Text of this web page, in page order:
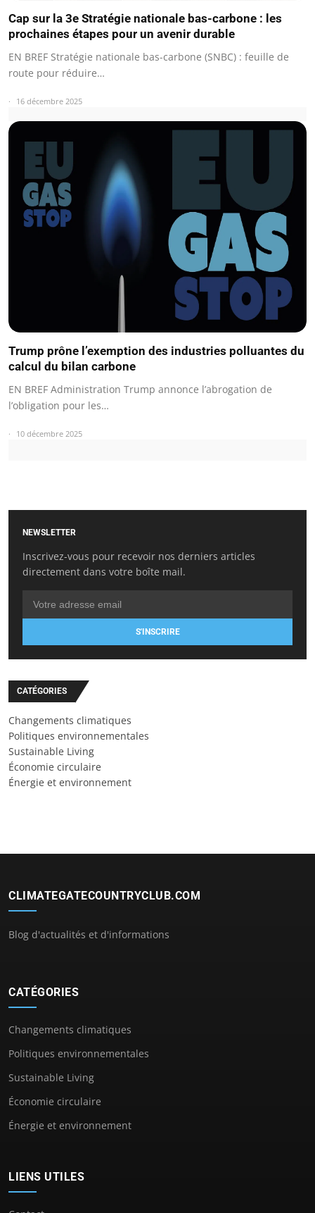
Cap sur la 3e Stratégie nationale bas-carbone : les
prochaines étapes pour un avenir durable
EN BREF Stratégie nationale bas-carbone (SNBC) : feuille de
route pour réduire…
16 décembre 2025
Trump prône l’exemption des industries polluantes du
calcul du bilan carbone
EN BREF Administration Trump annonce l’abrogation de
l’obligation pour les…
10 décembre 2025
NEWSLETTER
Inscrivez-vous pour recevoir nos derniers articles
directement dans votre boîte mail.
S'INSCRIRE
CATÉGORIES
Changements climatiques
Politiques environnementales
Sustainable Living
Économie circulaire
Énergie et environnement
CLIMATEGATECOUNTRYCLUB.COM
Blog d'actualités et d'informations
CATÉGORIES
Changements climatiques
Politiques environnementales
Sustainable Living
Économie circulaire
Énergie et environnement
LIENS UTILES